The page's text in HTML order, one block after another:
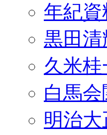
年紀
黒田
久米
白馬
明治